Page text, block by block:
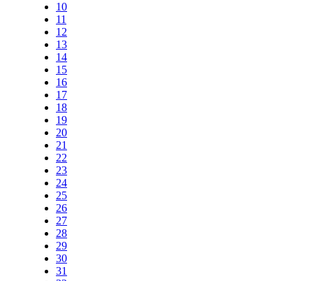
10
11
12
13
14
15
16
17
18
19
20
21
22
23
24
25
26
27
28
29
30
31